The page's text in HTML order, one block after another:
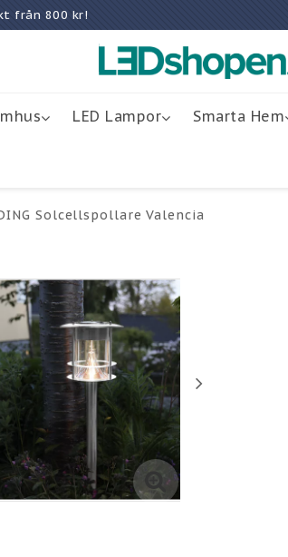
från 800 kr!
LED Lampor Smarta Hem
Solcellspollare Valencia